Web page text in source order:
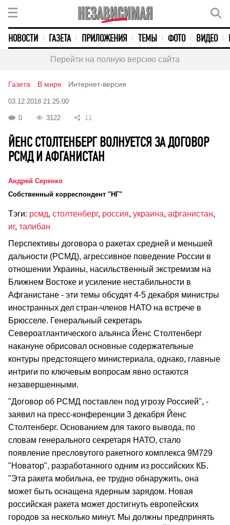
НОВОСТИ ГАЗЕТА ПРИЛОЖЕНИЯ ТЕМЫ ФОТО ВИДЕО
Перейти на полную версию сайта
Газета В мире Интернет-версия
03.12.2018 21:25:00
0 3122 11
ЙЕНС СТОЛТЕНБЕРГ ВОЛНУЕТСЯ ЗА ДОГОВОР
РСМД И АФГАНИСТАН
Андрей Серенко
Собственный корреспондент "НГ"
Тэги: рсмд, столтенберг, россия, украина, афганистан,
иг, талибан
Перспективы договора о ракетах средней и меньшей
дальности (РСМД), агрессивное поведение России в
отношении Украины, насильственный экстремизм на
Ближнем Востоке и усиление нестабильности в
Афганистане - эти темы обсудят 4-5 декабря министры
иностранных дел стран-членов НАТО на встрече в
Брюсселе. Генеральный секретарь
Североатлантического альянса Йенс Столтенберг
накануне обрисовал основные содержательные
контуры предстоящего министериала, однако, главные
интриги по ключевым вопросам явно остаются
незавершенными.
"Договор об РСМД поставлен под угрозу Россией", -
заявил на пресс-конференции 3 декабря Йенс
Столтенберг. Основанием для такого вывода, по
словам генерального секретаря НАТО, стало
появление пресловутого ракетного комплекса 9М729
"Новатор", разработанного одним из российских КБ.
"Эта ракета мобильна, ее трудно обнаружить, она
может быть оснащена ядерным зарядом. Новая
российская ракета может достигнуть европейских
городов за несколько минут. Мы должны предпринять